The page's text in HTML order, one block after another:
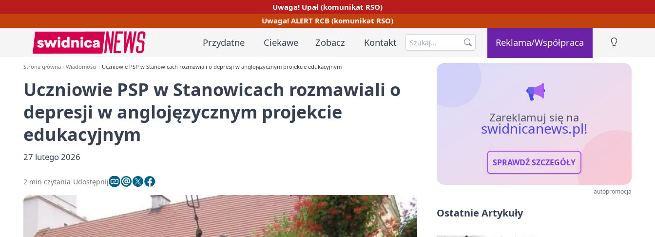
Uwaga! Upał (komunikat RSO)
Uwaga! ALERT RCB (komunikat RSO)
Przydatne Ciekawe Zobacz Kontakt Reklama/Współpraca
Strona główna Wiadomości Uczniowie PSP w Stanowicach rozmawiali o depresji w anglojęzycznym projekcie edukacyjnym
Uczniowie PSP w Stanowicach rozmawiali o
depresji w anglojęzycznym projekcie
edukacyjnym
27 lutego 2026
2 min czytania Udostępnij
Zareklamuj się na
swidnicanews.pl!
SPRAWDŹ SZCZEGÓŁY
autopromocja
Ostatnie Artykuły